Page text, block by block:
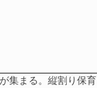
集まる。縦割り保育